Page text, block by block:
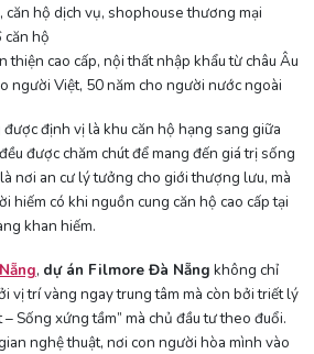
căn hộ dịch vụ, shophouse thương mại
căn hộ
thiện cao cấp, nội thất nhập khẩu từ châu Âu
người Việt, 50 năm cho người nước ngoài
được định vị là khu căn hộ hạng sang giữa
được chăm chút để mang đến giá trị sống
nơi an cư lý tưởng cho giới thượng lưu, mà
hiếm có khi nguồn cung căn hộ cao cấp tại
khan hiếm.
, dự án Filmore Đà Nẵng không chỉ
vị trí vàng ngay trung tâm mà còn bởi triết lý
Sống xứng tầm” mà chủ đầu tư theo đuổi.
nghệ thuật, nơi con người hòa mình vào